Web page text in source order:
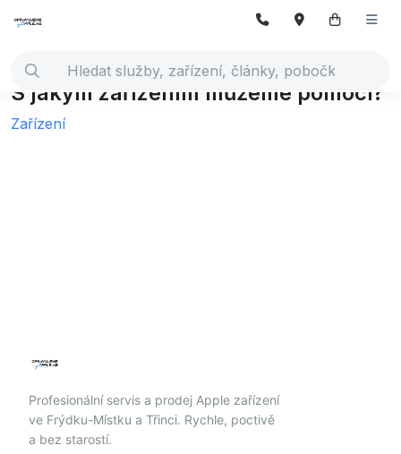
S jakým zařízením můžeme pomoci?
Zařízení
Profesionální servis a prodej Apple zařízení
ve Frýdku-Místku a Třinci. Rychle, poctivě
a bez starostí.